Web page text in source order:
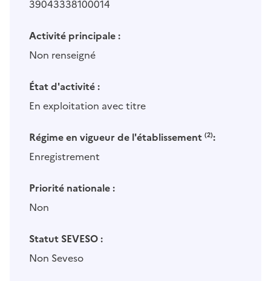
39043338100014
Activité principale :
Non renseigné
État d'activité :
En exploitation avec titre
Régime en vigueur de l'établissement (2):
Enregistrement
Priorité nationale :
Non
Statut SEVESO :
Non Seveso